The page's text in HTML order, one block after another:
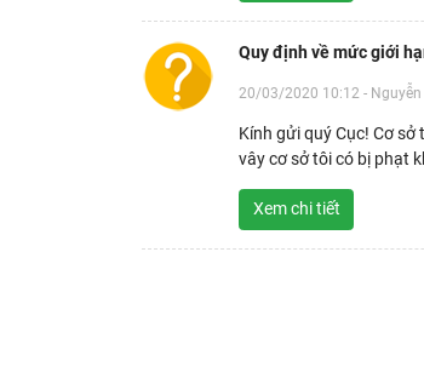
Quy định về mức giới
20/03/2020 10:12 - Nguyễn
Kính gửi quý Cục! Cơ
vây cơ sở tôi có bị phạt
Xem chi tiết